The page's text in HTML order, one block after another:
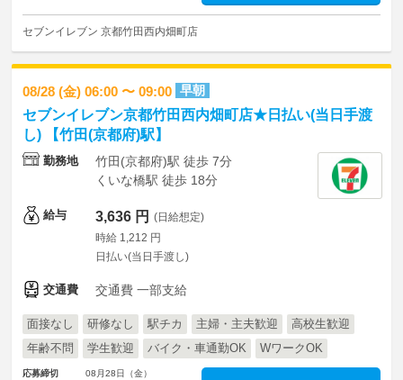
セブンイレブン 京都竹田西内畑町店
08/28 (金) 06:00 〜 09:00 早朝
セブンイレブン京都竹田西内畑町店★日払い(当日手渡
し) 【竹田(京都府)駅】
勤務地
竹田(京都府)駅 徒歩 7分
くいな橋駅 徒歩 18分
給与 3,636 円 (日給想定)
時給 1,212 円
日払い(当日手渡し)
交通費 交通費 一部支給
面接なし 研修なし 駅チカ 主婦・主夫歓迎
高校生歓迎
年齢不問
学生歓迎 バイク・車通勤OK WワークOK
応募締切
08月28日（金）